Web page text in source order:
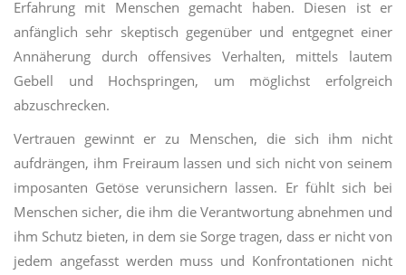
Erfahrung mit Menschen gemacht haben. Diesen ist er
anfänglich sehr skeptisch gegenüber und entgegnet einer
Annäherung durch offensives Verhalten, mittels lautem
Gebell und Hochspringen, um möglichst erfolgreich
abzuschrecken.
Vertrauen gewinnt er zu Menschen, die sich ihm nicht
aufdrängen, ihm Freiraum lassen und sich nicht von seinem
imposanten Getöse verunsichern lassen. Er fühlt sich bei
Menschen sicher, die ihm die Verantwortung abnehmen und
ihm Schutz bieten, in dem sie Sorge tragen, dass er nicht von
jedem angefasst werden muss und Konfrontationen nicht